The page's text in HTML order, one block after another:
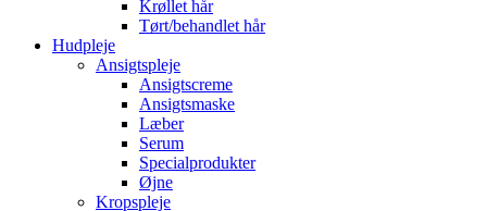
Krøllet hår
Tørt/behandlet hår
Hudpleje
Ansigtspleje
Ansigtscreme
Ansigtsmaske
Læber
Serum
Specialprodukter
Øjne
Kropspleje